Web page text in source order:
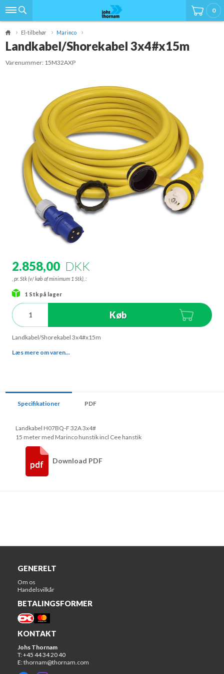
0
El-tilbehør Marinco
Landkabel/Shorekabel 3x4#x15m
Varenummer: 15M32AXP
2.858,00 DKK
, pr. Stk (v/ køb af minimum 1 Stk), :
1 Stkpå lager
Køb
Landkabel/Shorekabel 3x4#x15m
Læs mere om varen...
Specifikationer PDF
Landkabel H07BQ-F 32A 3x4#
15 meter med Marinco hunstik incl Cee hanstik
Download PDF
GENERELT
Om os
Handelsvilkår
BETALINGSFORMER
KONTAKT
Johs Thornam
T: +45 44 34 20 40
E:thornam@thornam.com